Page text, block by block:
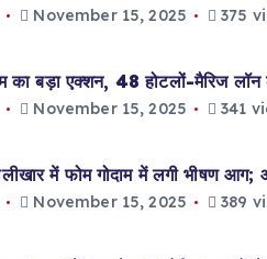
November 15, 2025 375
बड़ा एक्शन, 48 होटलों-मैरिज लॉन
November 15, 2025 341
में फोम गोदाम में लगी भीषण आग;
November 15, 2025 389